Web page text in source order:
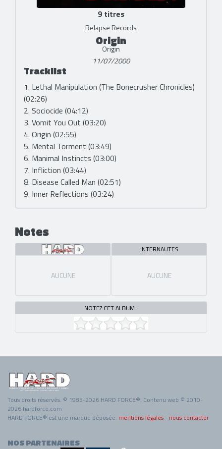
9 titres
Relapse Records
Origin
Origin
11/07/2000
Tracklist
1. Lethal Manipulation (The Bonecrusher Chronicles)
(02:26)
2. Sociocide (04:12)
3. Vomit You Out (03:20)
4. Origin (02:55)
5. Mental Torment (03:49)
6. Manimal Instincts (03:00)
7. Infliction (03:44)
8. Disease Called Man (02:51)
9. Inner Reflections (03:24)
Notes
AUCUNE
INTERNAUTES
AUCUNE
NOTEZ CET ALBUM !
Tous droits réservés. © 1985-2026 HARD FORCE®. Contenu web © 2010-
2026 hardforce.com
HARD FORCE® est une marque déposée. mentions légales - nous contacter
NOS PARTENAIRES